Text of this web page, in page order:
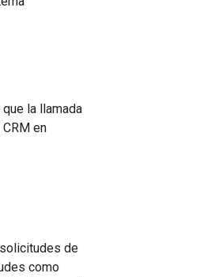
la llamada
en
de
como